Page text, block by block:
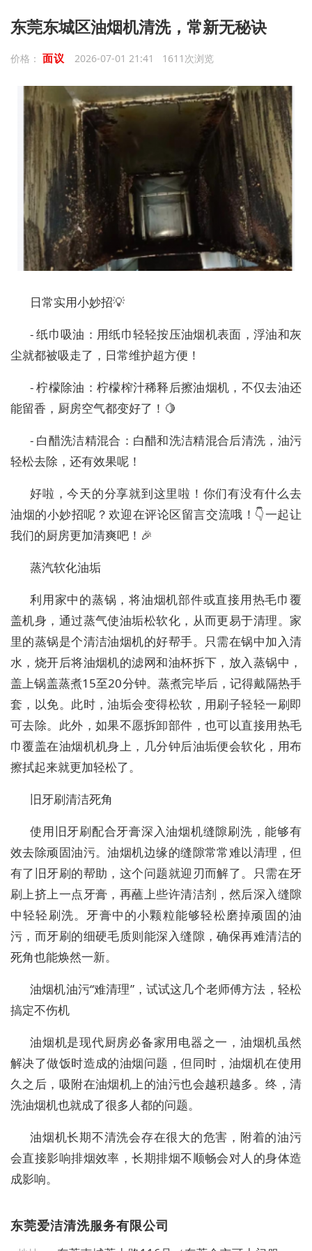
东莞东城区油烟机清洗，常新无秘诀
价格： 面议 2026-07-01 21:41 1611次浏览
日常实用小妙招💡
- 纸巾吸油：用纸巾轻轻按压油烟机表面，浮油和灰
尘就都被吸走了，日常维护超方便！
- 柠檬除油：柠檬榨汁稀释后擦油烟机，不仅去油还
能留香，厨房空气都变好了！🍋
- 白醋洗洁精混合：白醋和洗洁精混合后清洗，油污
轻松去除，还有效果呢！
好啦，今天的分享就到这里啦！你们有没有什么去
油烟的小妙招呢？欢迎在评论区留言交流哦！👇一起让
我们的厨房更加清爽吧！🎉
蒸汽软化油垢
利用家中的蒸锅，将油烟机部件或直接用热毛巾覆
盖机身，通过蒸气使油垢松软化，从而更易于清理。家
里的蒸锅是个清洁油烟机的好帮手。只需在锅中加入清
水，烧开后将油烟机的滤网和油杯拆下，放入蒸锅中，
盖上锅盖蒸煮15至20分钟。蒸煮完毕后，记得戴隔热手
套，以免。此时，油垢会变得松软，用刷子轻轻一刷即
可去除。此外，如果不愿拆卸部件，也可以直接用热毛
巾覆盖在油烟机机身上，几分钟后油垢便会软化，用布
擦拭起来就更加轻松了。
旧牙刷清洁死角
使用旧牙刷配合牙膏深入油烟机缝隙刷洗，能够有
效去除顽固油污。油烟机边缘的缝隙常常难以清理，但
有了旧牙刷的帮助，这个问题就迎刃而解了。只需在牙
刷上挤上一点牙膏，再蘸上些许清洁剂，然后深入缝隙
中轻轻刷洗。牙膏中的小颗粒能够轻松磨掉顽固的油
污，而牙刷的细硬毛质则能深入缝隙，确保再难清洁的
死角也能焕然一新。
油烟机油污“难清理”，试试这几个老师傅方法，轻松
搞定不伤机
油烟机是现代厨房必备家用电器之一，油烟机虽然
解决了做饭时造成的油烟问题，但同时，油烟机在使用
久之后，吸附在油烟机上的油污也会越积越多。终，清
洗油烟机也就成了很多人都的问题。
油烟机长期不清洗会存在很大的危害，附着的油污
会直接影响排烟效率，长期排烟不顺畅会对人的身体造
成影响。
东莞爱洁清洗服务有限公司